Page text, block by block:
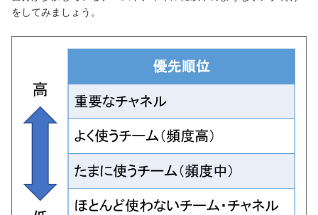
をしてみましょう。